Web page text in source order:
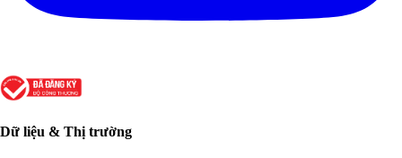
Dữ liệu & Thị trường